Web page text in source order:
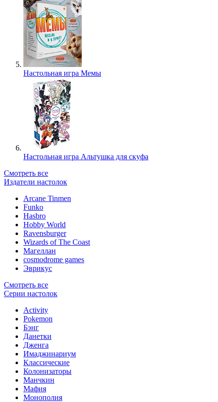
Настольная игра Мемы
Настольная игра Альтушка для скуфа
Смотреть все
Издатели настолок
Arcane Tinmen
Funko
Hasbro
Hobby World
Ravensburger
Wizards of The Coast
Магеллан
сosmodrome games
Эврикус
Смотреть все
Серии настолок
Activity
Pokemon
Бэнг
Данетки
Дженга
Имаджинариум
Классические
Колонизаторы
Манчкин
Мафия
Монополия